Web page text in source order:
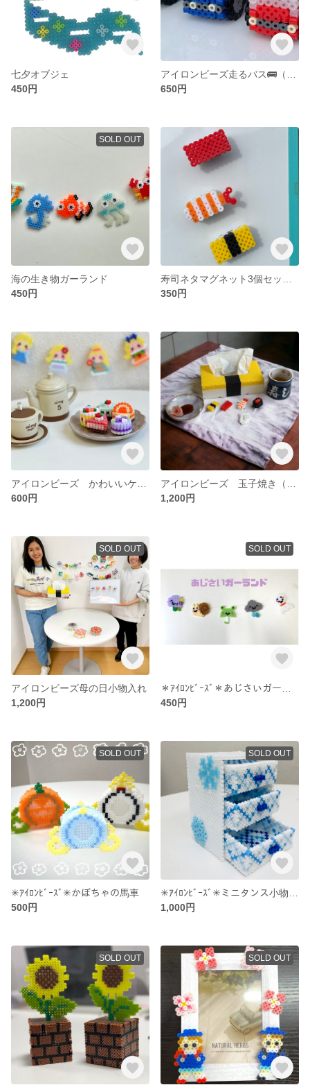
七夕オブジェ
450円
650円
SOLD OUT
海の生き物ガーランド
450円
350円
600円
1,200円
SOLD OUT
アイロンビーズ母の日小物入れ
1,200円
SOLD OUT
450円
SOLD OUT
✳︎ｱｲﾛﾝﾋﾞｰｽﾞ✳︎かぼちゃの馬車
500円
SOLD OUT
1,000円
SOLD OUT SOLD OUT